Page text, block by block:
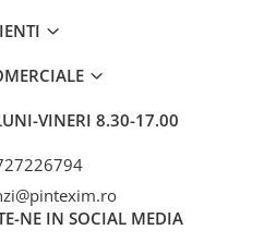
VINERI 8.30-17.00
NE IN SOCIAL MEDIA